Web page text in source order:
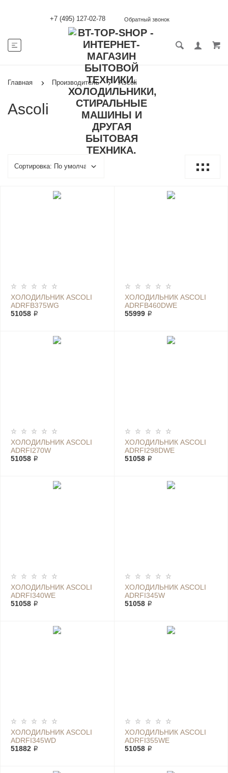
+7 (495) 127-02-78 Обратный звонок
Главная Производитель Ascoli
Ascoli
ХОЛОДИЛЬНИК ASCOLI
ADRFB375WG
51058 ₽
ХОЛОДИЛЬНИК ASCOLI
ADRFB460DWE
55999 ₽
ХОЛОДИЛЬНИК ASCOLI
ADRFI270W
51058 ₽
ХОЛОДИЛЬНИК ASCOLI
ADRFI298DWE
51058 ₽
ХОЛОДИЛЬНИК ASCOLI
ADRFI340WE
51058 ₽
ХОЛОДИЛЬНИК ASCOLI
ADRFI345W
51058 ₽
ХОЛОДИЛЬНИК ASCOLI
ADRFI345WD
51882 ₽
ХОЛОДИЛЬНИК ASCOLI
ADRFI355WE
51058 ₽